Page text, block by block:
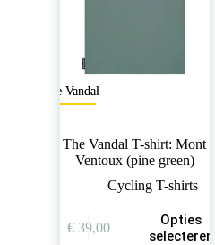
The Vandal
The Vandal T-shirt: Mont
Ventoux (pine green)
Cycling T-shirts
€39,00
Opties
selecteren
product